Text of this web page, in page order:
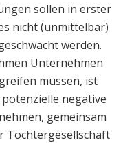
sollen in erster
nicht (unmittelbar)
werden.
Unternehmen
müssen, ist
negative
gemeinsam
Tochtergesellschaft